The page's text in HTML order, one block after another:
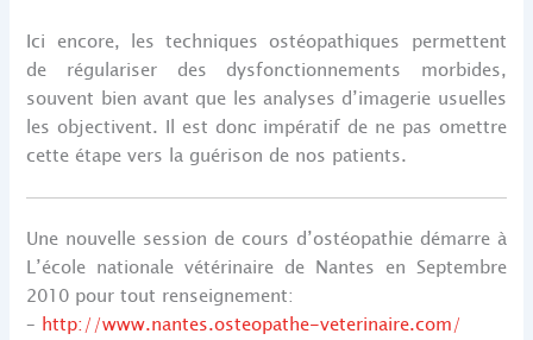
Ici encore, les techniques ostéopathiques permettent
de régulariser des dysfonctionnements morbides,
souvent bien avant que les analyses d’imagerie usuelles
les objectivent. Il est donc impératif de ne pas omettre
cette étape vers la guérison de nos patients.
Une nouvelle session de cours d’ostéopathie démarre à
L’école nationale vétérinaire de Nantes en Septembre
2010 pour tout renseignement:
– http://www.nantes.osteopathe-veterinaire.com/